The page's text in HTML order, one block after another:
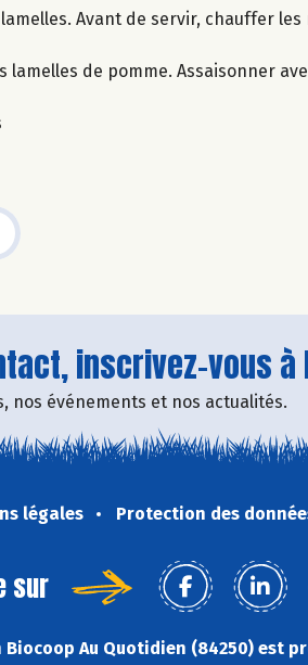
Avant de servir, chauffer
de pomme. Assaisonner
inscrivez-vous
nos événements et nos actualités.
légales Protection des
sur
Au Quotidien (84250) est